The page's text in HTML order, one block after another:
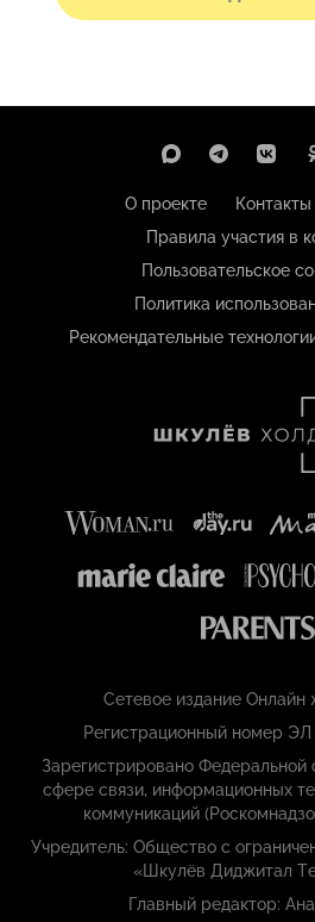
О проекте Контакты
Правила участия в
Пользовательское
Политика
Рекомендательные
Сетевое издание Онлайн
Регистрационный номер
Зарегистрировано
сфере связи, информационных
коммуникаций
Учредитель: Общество с
«Шкулёв Диджитал
Главный редактор: